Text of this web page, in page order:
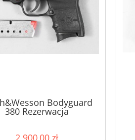
Bodyguard
380 Rezerwacja
2 900,00 zł